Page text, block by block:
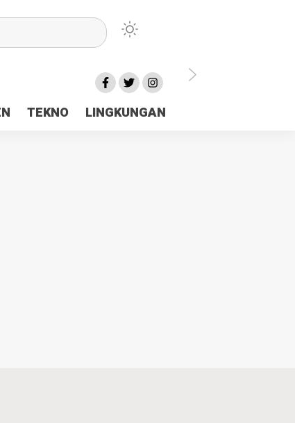
TEKNO LINGKUNGAN
Tanah Papua
Rp23 Miliar Disorot